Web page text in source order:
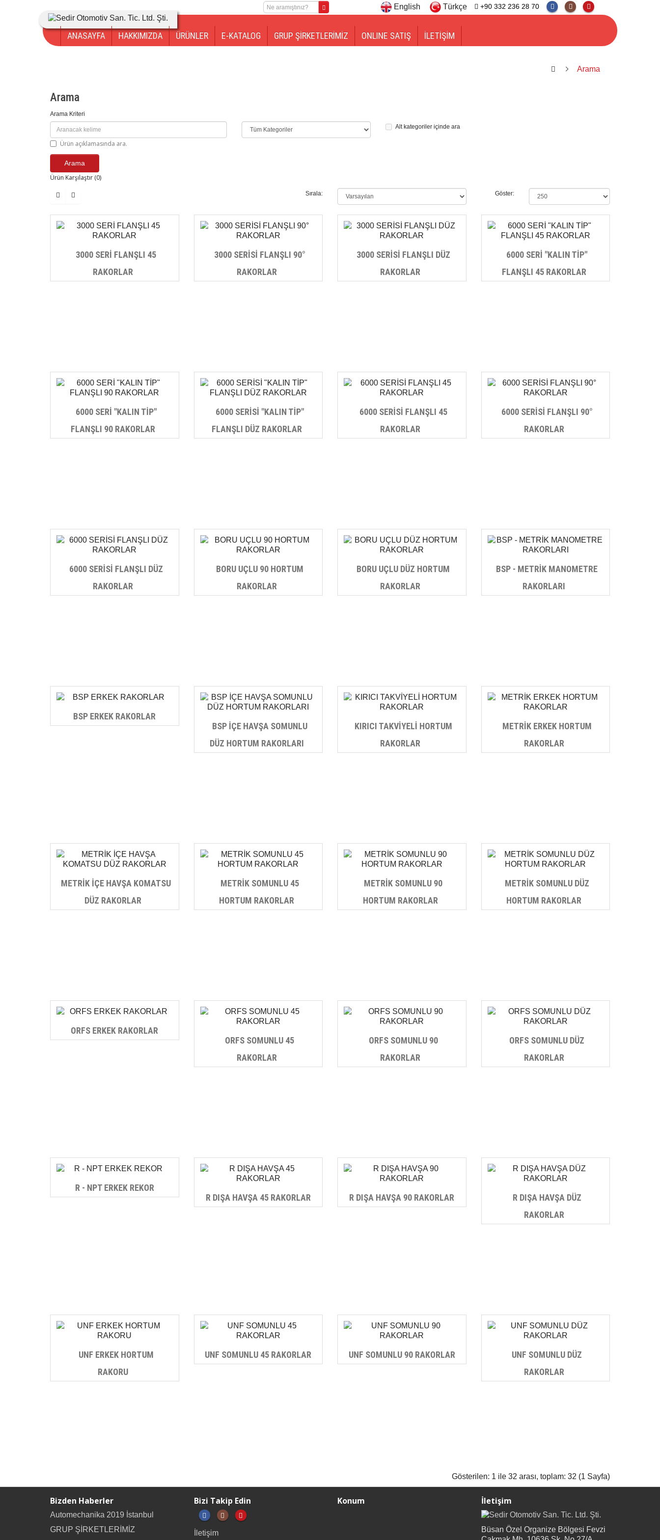
+90 332 236 28 70
English Türkçe
ANASAYFA HAKKIMIZDA ÜRÜNLER E-KATALOG GRUP ŞİRKETLERİMİZ ONLINE SATIŞ İLETİŞİM
Arama
Arama
Arama Kriteri
Alt kategoriler içinde ara
Ürün açıklamasında ara.
Ürün Karşılaştır (0)
Sırala: Göster:
3000 SERİ FLANŞLI 45
RAKORLAR
3000 SERİSİ FLANŞLI 90°
RAKORLAR
3000 SERİSİ FLANŞLI DÜZ
RAKORLAR
6000 SERİ "KALIN TİP"
FLANŞLI 45 RAKORLAR
6000 SERİ "KALIN TİP"
FLANŞLI 90 RAKORLAR
6000 SERİSİ "KALIN TİP"
FLANŞLI DÜZ RAKORLAR
6000 SERİSİ FLANŞLI 45
RAKORLAR
6000 SERİSİ FLANŞLI 90°
RAKORLAR
6000 SERİSİ FLANŞLI DÜZ
RAKORLAR
BORU UÇLU 90 HORTUM
RAKORLAR
BORU UÇLU DÜZ HORTUM
RAKORLAR
BSP - METRİK MANOMETRE
RAKORLARI
BSP ERKEK RAKORLAR
BSP İÇE HAVŞA SOMUNLU
DÜZ HORTUM RAKORLARI
KIRICI TAKVİYELİ HORTUM
RAKORLAR
METRİK ERKEK HORTUM
RAKORLAR
METRİK İÇE HAVŞA KOMATSU
DÜZ RAKORLAR
METRİK SOMUNLU 45
HORTUM RAKORLAR
METRİK SOMUNLU 90
HORTUM RAKORLAR
METRİK SOMUNLU DÜZ
HORTUM RAKORLAR
ORFS ERKEK RAKORLAR
ORFS SOMUNLU 45
RAKORLAR
ORFS SOMUNLU 90
RAKORLAR
ORFS SOMUNLU DÜZ
RAKORLAR
R - NPT ERKEK REKOR
R DIŞA HAVŞA 45 RAKORLAR
R DIŞA HAVŞA 90 RAKORLAR
R DIŞA HAVŞA DÜZ
RAKORLAR
UNF ERKEK HORTUM
RAKORU
UNF SOMUNLU 45 RAKORLAR UNF SOMUNLU 90 RAKORLAR
UNF SOMUNLU DÜZ
RAKORLAR
Gösterilen: 1 ile 32 arası, toplam: 32 (1 Sayfa)
Bizden Haberler
Automechanika 2019 İstanbul
GRUP ŞİRKETLERİMİZ
Bizi Takip Edin
İletişim
Konum İletişim
Büsan Özel Organize Bölgesi Fevzi